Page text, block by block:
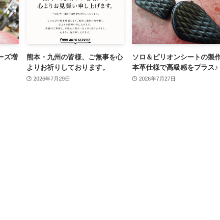
ズ増
熊本・九州の皆様、ご無事を心
よりお祈りしております。
2026年7月29日
ソロ＆ピリオンシートの製
本革仕様で高級感をプラス♪
2026年7月27日